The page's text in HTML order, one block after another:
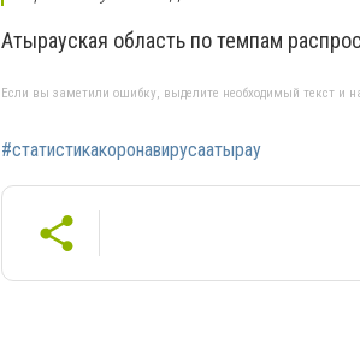
Атырауская область по темпам
Если вы заметили ошибку, выделите необходимый текст и
#статистикакоронавирусаатырау